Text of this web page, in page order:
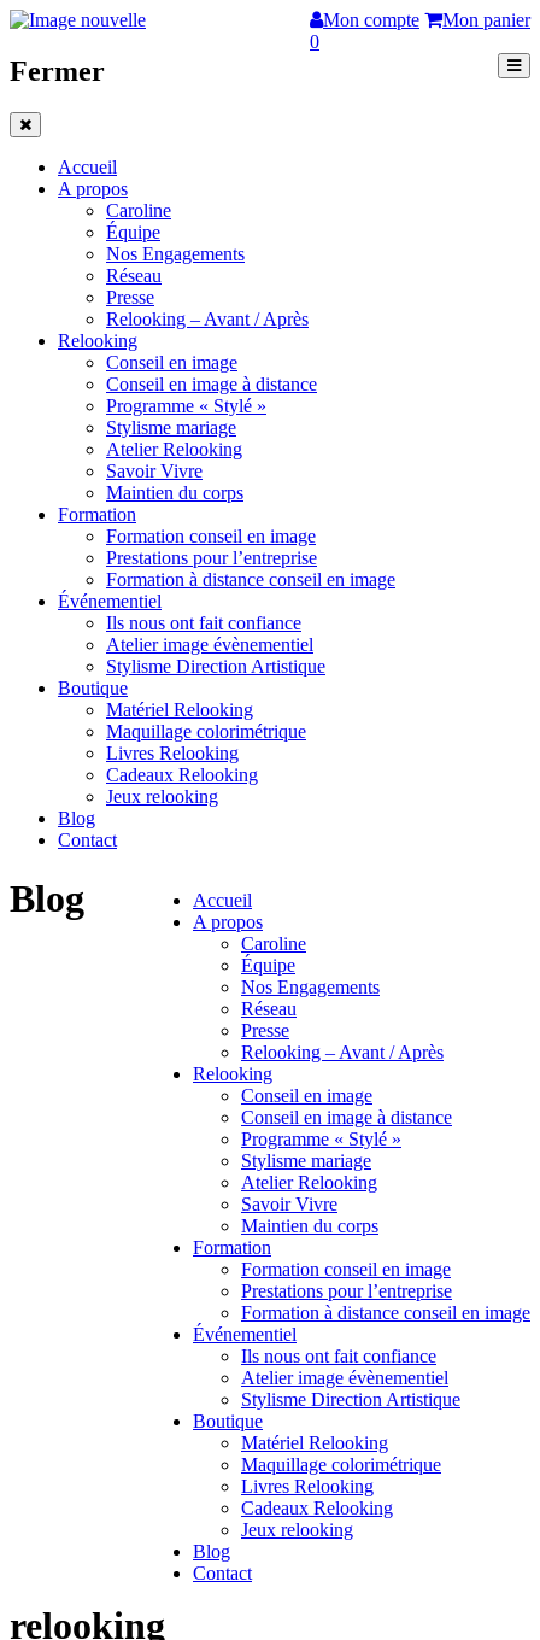
Mon compte
Mon panier
0
Fermer
Accueil
A propos
Caroline
Équipe
Nos Engagements
Réseau
Presse
Relooking – Avant / Après
Relooking
Conseil en image
Conseil en image à distance
Programme « Stylé »
Stylisme mariage
Atelier Relooking
Savoir Vivre
Maintien du corps
Formation
Formation conseil en image
Prestations pour l’entreprise
Formation à distance conseil en image
Événementiel
Ils nous ont fait confiance
Atelier image évènementiel
Stylisme Direction Artistique
Boutique
Matériel Relooking
Maquillage colorimétrique
Livres Relooking
Cadeaux Relooking
Jeux relooking
Blog
Contact
Accueil
A propos
Caroline
Équipe
Nos Engagements
Réseau
Presse
Relooking – Avant / Après
Relooking
Conseil en image
Conseil en image à distance
Programme « Stylé »
Stylisme mariage
Atelier Relooking
Savoir Vivre
Maintien du corps
Formation
Formation conseil en image
Prestations pour l’entreprise
Formation à distance conseil en image
Événementiel
Ils nous ont fait confiance
Atelier image évènementiel
Stylisme Direction Artistique
Boutique
Matériel Relooking
Maquillage colorimétrique
Livres Relooking
Cadeaux Relooking
Jeux relooking
Blog
Contact
Blog
relooking